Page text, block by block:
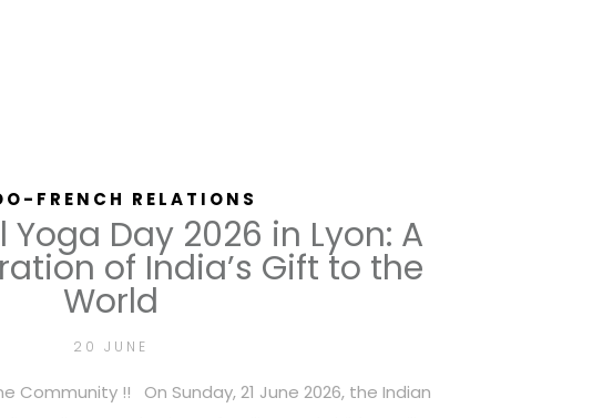
FRENCH RELATIONS
Day 2026 in Lyon: A
of India’s Gift to the
World
20 JUNE
Community !! On Sunday, 21 June 2026, the Indian